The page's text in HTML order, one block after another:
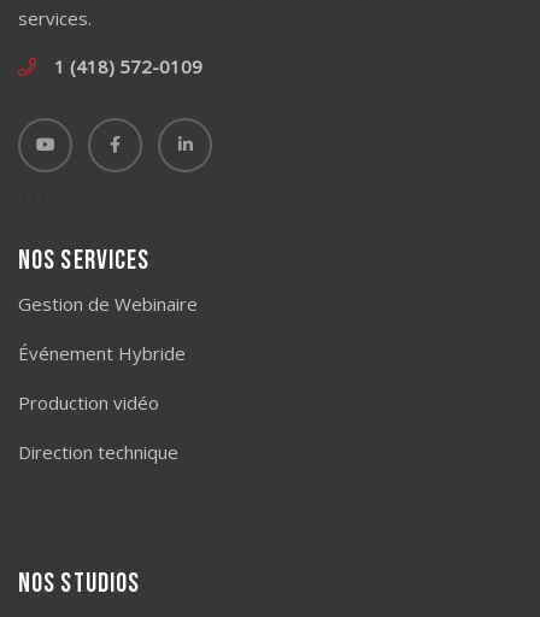
services.
1 (418) 572-0109
Nos services
Gestion de Webinaire
Événement Hybride
Production vidéo
Direction technique
Nos studios